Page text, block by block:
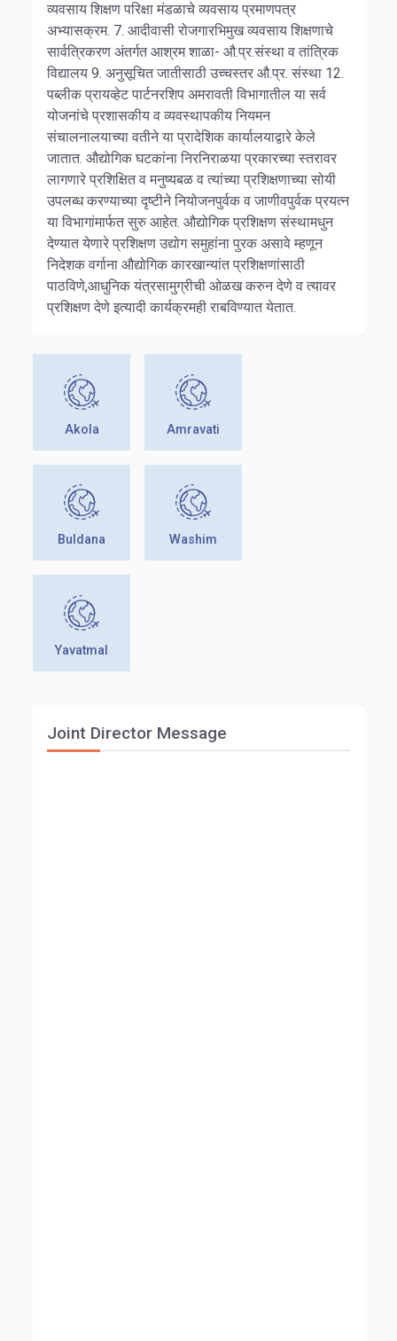
व्यवसाय शिक्षण परिक्षा मंडळाचे व्यवसाय प्रमाणपत्र
अभ्यासक्रम. 7. आदीवासी रोजगारभिमुख व्यवसाय शिक्षणाचे
सार्वत्रिकरण अंतर्गत आश्रम शाळा- औ.प्र.संस्था व तांत्रिक
विद्यालय 9. अनुसूचित जातीसाठी उच्चस्तर औ.प्र. संस्था 12.
पब्लीक प्रायव्हेट पार्टनरशिप अमरावती विभागातील या सर्व
योजनांचे प्रशासकीय व व्यवस्थापकीय नियमन
संचालनालयाच्या वतीने या प्रादेशिक कार्यालयाद्वारे केले
जातात. औद्योगिक घटकांना निरनिराळया प्रकारच्या स्तरावर
लागणारे प्रशिक्षित व मनुष्यबळ व त्यांच्या प्रशिक्षणाच्या सोयी
उपलब्ध करण्याच्या दृष्टीने नियोजनपुर्वक व जाणीवपुर्वक प्रयत्न
या विभागांमार्फत सुरु आहेत. औद्योगिक प्रशिक्षण संस्थामधुन
देण्यात येणारे प्रशिक्षण उद्योग समुहांना पुरक असावे म्हणून
निदेशक वर्गाना औद्योगिक कारखान्यांत प्रशिक्षणांसाठी
पाठविणे,आधुनिक यंत्रसामुग्रीची ओळख करुन देणे व त्यावर
प्रशिक्षण देणे इत्यादी कार्यक्रमही राबविण्यात येतात.
Akola Amravati
Buldana Washim
Yavatmal
Joint Director Message